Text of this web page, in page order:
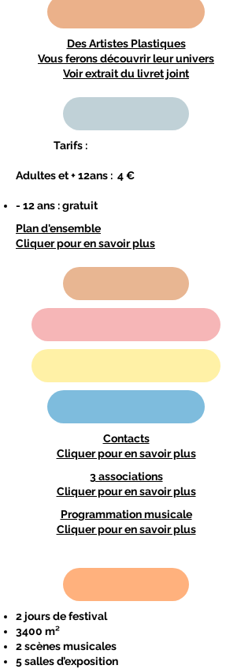
Des Artistes Plastiques
Vous ferons découvrir leur univers
Voir extrait du livret joint
Tarifs :
Adultes et + 12ans : 4 €
- 12 ans : gratuit
Plan d'ensemble
Cliquer pour en savoir plus
Contacts
Cliquer pour en savoir plus
3 associations
Cliquer pour en savoir plus
Programmation musicale
Cliquer pour en savoir plus
2 jours de festival
3400 m²
2 scènes musicales
5 salles d’exposition